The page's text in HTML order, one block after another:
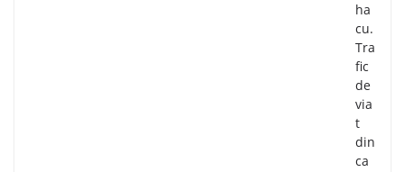
ha
cu.
Tra
fic
de
via
t
din
ca